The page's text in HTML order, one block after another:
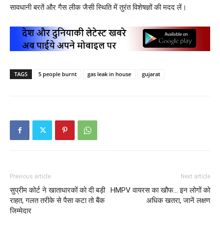
सावधानी बरतें और गैस लीक जैसी स्थिति में तुरंत विशेषज्ञों की मदद लें।
TAGS 5 people burnt gas leak in house gujarat
Previous article
सुप्रीम कोर्ट ने खाताधारकों को दी बड़ी
राहत, गलत तरीके से पैसा कटा तो बैंक
जिम्मेदार
Next article
HMPV वायरस का खौफ… इन लोगों को
अधिक खतरा, जानें लक्षण